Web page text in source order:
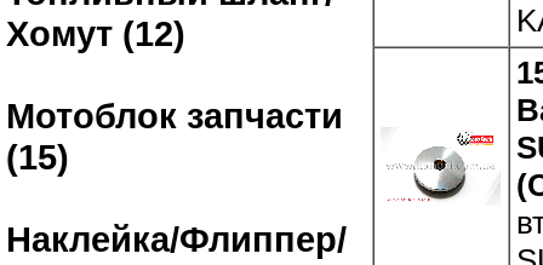
Хомут (12)
Мотоблок запчасти
(15)
Наклейка/Флиппер/